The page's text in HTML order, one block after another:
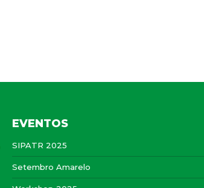
EVENTOS
SIPATR 2025
Setembro Amarelo